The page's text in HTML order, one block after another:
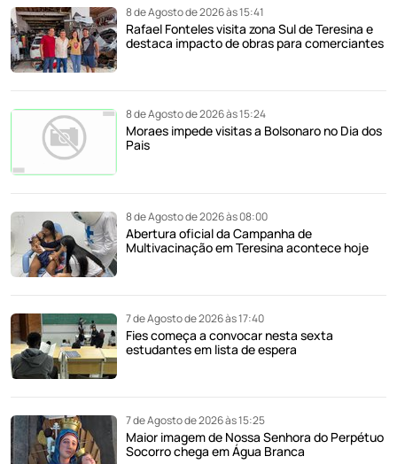
8 de Agosto de 2026 às 15:41
Rafael Fonteles visita zona Sul de Teresina e
destaca impacto de obras para comerciantes
8 de Agosto de 2026 às 15:24
Moraes impede visitas a Bolsonaro no Dia dos
Pais
8 de Agosto de 2026 às 08:00
Abertura oficial da Campanha de
Multivacinação em Teresina acontece hoje
7 de Agosto de 2026 às 17:40
Fies começa a convocar nesta sexta
estudantes em lista de espera
7 de Agosto de 2026 às 15:25
Maior imagem de Nossa Senhora do Perpétuo
Socorro chega em Água Branca